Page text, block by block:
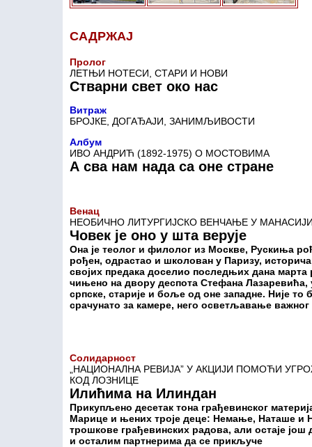
САДРЖАЈ
Пролог
ЛЕТЊИ НОТЕСИ, СТАРИ И НОВИ
Стварни свет око нас
Витраж
БРОЈКЕ, ДОГАЂАЈИ, ЗАНИМЉИВОСТИ
Албум
ИВО АНДРИЋ (1892-1975) О МОСТОВИМА
А сва нам нада са оне стране
Венац
НЕОБИЧНО ЛИТУРГИЈСКО ВЕНЧАЊЕ У
Човек је оно у шта верује
Она је теолог и филолог из Москве, Рускиња
рођен, одрастао и школован у Паризу,
својих предака доселио последњих дана марта
чињено на двору деспота Стефана Лазаревића,
српске, старије и боље од оне западне. Није
срачунато за камере, него осветљавање
Солидарност
„НАЦИОНАЛНА РЕВИЈА” У АКЦИЈИ ПОМОЋИ
КОД ЛОЗНИЦЕ
Илићима на Илиндан
Прикупљено десетак тона грађевинског
Марице и њених троје деце: Немање, Наташе и
трошкове грађевинских радова, али остаје
и осталим партнерима да се прикључе